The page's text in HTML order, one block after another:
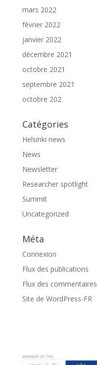
mars 2022
février 2022
janvier 2022
décembre 2021
octobre 2021
septembre 2021
octobre 202
Catégories
Helsinki news
News
Newsletter
Researcher spotlight
Summit
Uncategorized
Méta
Connexion
Flux des publications
Flux des commentaires
Site de WordPress-FR